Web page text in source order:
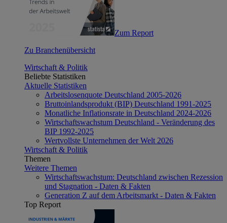
Zum Report
Zu Branchenübersicht
Wirtschaft & Politik
Beliebte Statistiken
Aktuelle Statistiken
Arbeitslosenquote Deutschland 2005-2026
Bruttoinlandsprodukt (BIP) Deutschland 1991-2025
Monatliche Inflationsrate in Deutschland 2024-2026
Wirtschaftswachstum Deutschland - Veränderung des
BIP 1992-2025
Wertvollste Unternehmen der Welt 2026
Wirtschaft & Politik
Themen
Weitere Themen
Wirtschaftswachstum: Deutschland zwischen Rezession
und Stagnation - Daten & Fakten
Generation Z auf dem Arbeitsmarkt - Daten & Fakten
Top Report